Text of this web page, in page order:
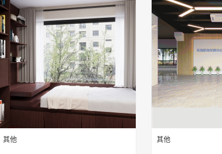
其他 其他